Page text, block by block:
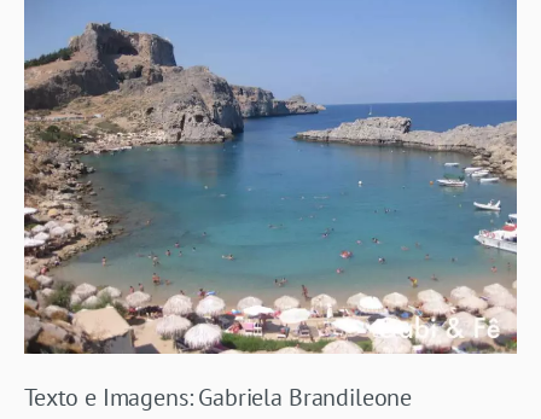
Texto e Imagens: Gabriela Brandileone